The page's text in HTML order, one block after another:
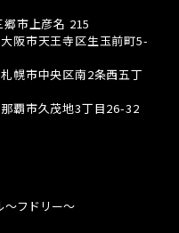
郷市上彦名 215
阪市天王寺区生玉前町5-
幌市中央区南2条西五丁
覇市久茂地3丁目26-32
〜フドリー〜